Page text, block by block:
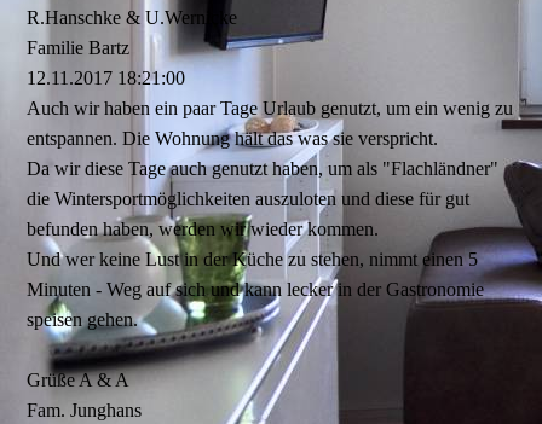
R.Hanschke & U.Wernicke
Familie Bartz
12.11.2017 18:21:00
Auch wir haben ein paar Tage Urlaub genutzt, um ein wenig zu
entspannen. Die Wohnung hält das was sie verspricht.
Da wir diese Tage auch genutzt haben, um als "Flachlä­ndner"
die Wintersportmö­glichkeiten auszuloten und diese für gut
befunden haben, werden wir wieder kommen.
Und wer keine Lust in der Küche zu stehen, nimmt einen 5
Minuten - Weg auf sich und kann lecker in der Gastronomie
speisen gehen.
Grüße A & A
Fam. Junghans